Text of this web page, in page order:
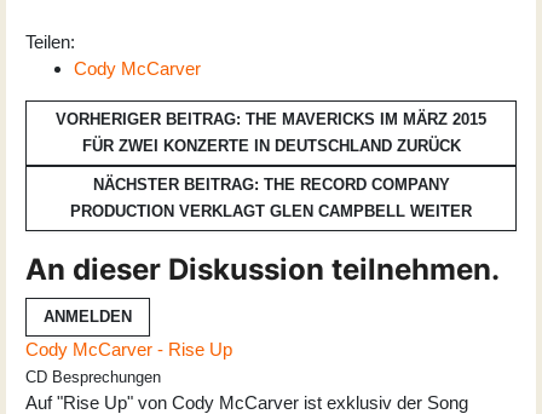
Teilen:
Cody McCarver
VORHERIGER BEITRAG: THE MAVERICKS IM MÄRZ 2015
FÜR ZWEI KONZERTE IN DEUTSCHLAND ZURÜCK
NÄCHSTER BEITRAG: THE RECORD COMPANY
PRODUCTION VERKLAGT GLEN CAMPBELL WEITER
An dieser Diskussion teilnehmen.
ANMELDEN
Cody McCarver - Rise Up
CD Besprechungen
Auf "Rise Up" von Cody McCarver ist exklusiv der Song